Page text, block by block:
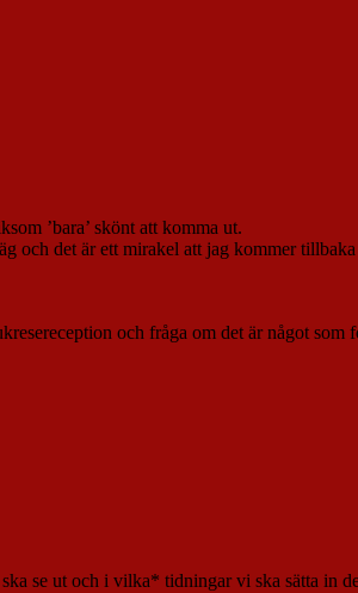
’bara’ skönt att komma ut.
och det är ett mirakel att jag kommer
och fråga om det är något som
se ut och i vilka* tidningar vi ska sätta in